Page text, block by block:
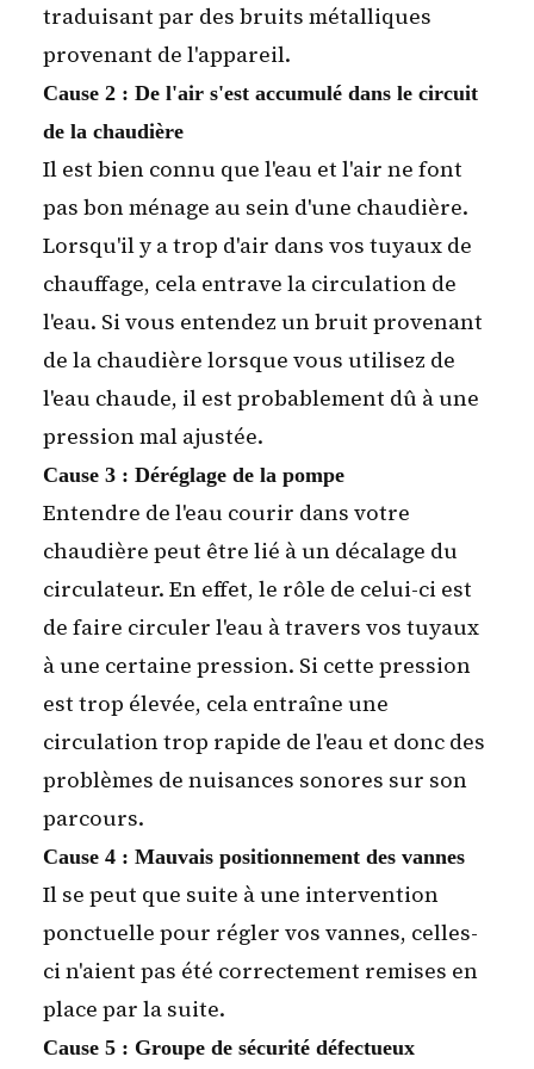
traduisant par des bruits métalliques
provenant de l'appareil.
Cause 2 : De l'air s'est accumulé dans le circuit
de la chaudière
Il est bien connu que l'eau et l'air ne font
pas bon ménage au sein d'une chaudière.
Lorsqu'il y a trop d'air dans vos tuyaux de
chauffage, cela entrave la circulation de
l'eau. Si vous entendez un bruit provenant
de la chaudière lorsque vous utilisez de
l'eau chaude, il est probablement dû à une
pression mal ajustée.
Cause 3 : Déréglage de la pompe
Entendre de l'eau courir dans votre
chaudière peut être lié à un décalage du
circulateur. En effet, le rôle de celui-ci est
de faire circuler l'eau à travers vos tuyaux
à une certaine pression. Si cette pression
est trop élevée, cela entraîne une
circulation trop rapide de l'eau et donc des
problèmes de nuisances sonores sur son
parcours.
Cause 4 : Mauvais positionnement des vannes
Il se peut que suite à une intervention
ponctuelle pour régler vos vannes, celles-
ci n'aient pas été correctement remises en
place par la suite.
Cause 5 : Groupe de sécurité défectueux